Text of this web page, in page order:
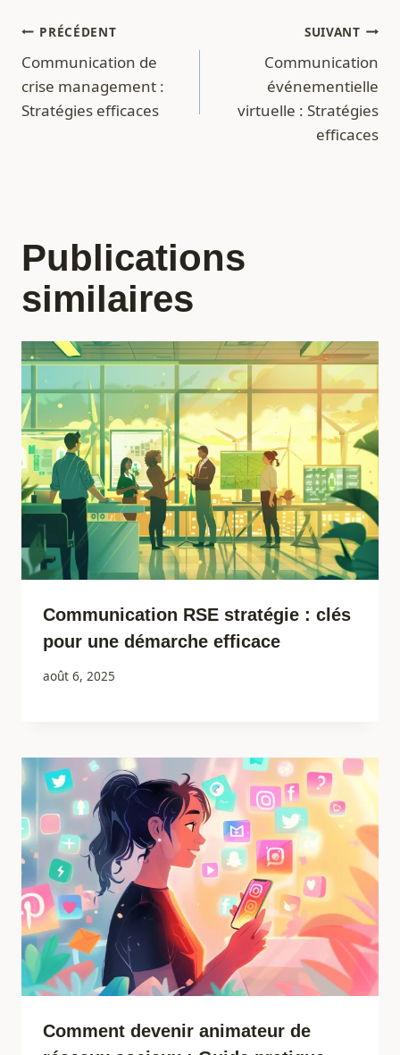
Navigation
de
l’article
PRÉCÉDENT
Communication de
crise management :
Stratégies efficaces
SUIVANT
Communication
événementielle
virtuelle : Stratégies
efficaces
Publications
similaires
Communication RSE stratégie : clés
pour une démarche efficace
août 6, 2025
Comment devenir animateur de